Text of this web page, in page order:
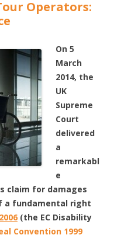
Operators:
On 5
March
2014, the
UK
Supreme
Court
delivered
a
remarkabl
e
claim for damages
a fundamental right
(the EC Disability
Convention 1999